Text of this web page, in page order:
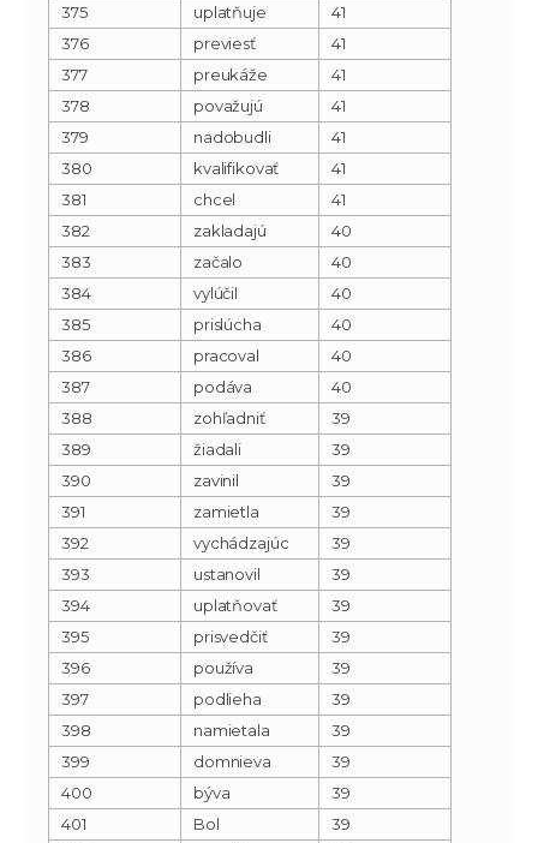
375
uplatňuje
41
376
previesť
41
377
preukáže
41
378
považujú
41
379
nadobudli
41
380
kvalifikovať
41
381
chcel
41
382
zakladajú
40
383
začalo
40
384
vylúčil
40
385
prislúcha
40
386
pracoval
40
387
podáva
40
388
zohľadniť
39
389
žiadali
39
390
zavinil
39
391
zamietla
39
392
vychádzajúc
39
393
ustanovil
39
394
uplatňovať
39
395
prisvedčiť
39
396
používa
39
397
podlieha
39
398
namietala
39
399
domnieva
39
400
býva
39
401
Bol
39